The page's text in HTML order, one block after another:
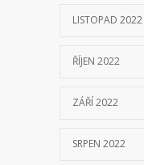
LISTOPAD 2022
ŘÍJEN 2022
ZÁŘÍ 2022
SRPEN 2022